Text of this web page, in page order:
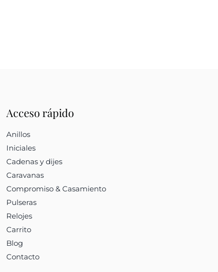
Acceso rápido
Anillos
Iniciales
Cadenas y dijes
Caravanas
Compromiso & Casamiento
Pulseras
Relojes
Carrito
Blog
Contacto